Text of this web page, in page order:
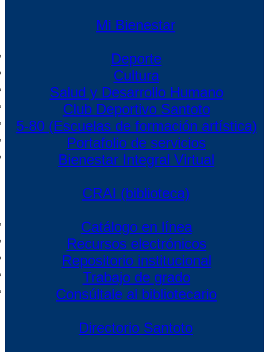
Mi Bienestar
Deporte
Cultura
Salud y Desarrollo Humano
Club Deportivo Santoto
5-80 (Escuelas de formación artística)
Portafolio de servicios
Bienestar Integral Virtual
CRAI (biblioteca)
Catálogo en línea
Recursos electrónicos
Repositorio institucional
Trabajo de grado
Consúltale al bibliotecario
Directorio Santoto